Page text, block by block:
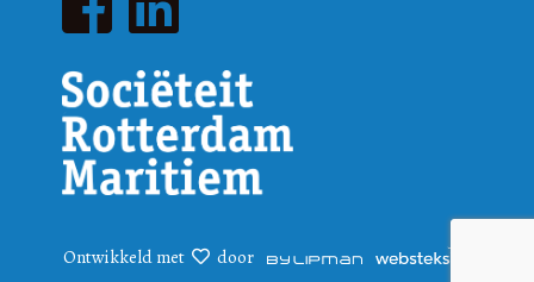
Ontwikkeld met door